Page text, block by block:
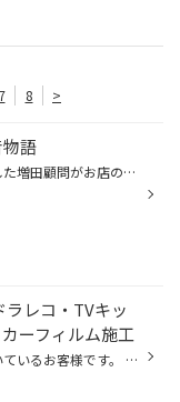
7 8 >
語
昨日、４月末で引退した増田顧問がお店の様子を見に来ました。 その際「家の片づけをしていたらこんな写真が出てきたよ～」と１枚の写真を手渡してくれました。 それがこちら！！ 今から４５年ほど前の写真です。 今のタイヤ館瀬谷のある場所は実はもともとガソリンスタンドでした。 先代の増田顧問...
レコ・TVキッ
ーフィルム施工
いつもご利用いただいているお客様です。 娘さんが免許を取得した為、ホンダのN-BOXを購入されたそうです。 そこでドライブレコーダー・TVキット・ホーンの取り付けとカーフィルムの施工をお願いされました。 まずはドライブレコーダーから取り付けていきます。 今回も当店で一番人気の商品「セルス...